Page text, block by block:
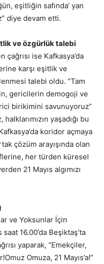
eşitliğin safında’ yan
diye devam etti.
ve özgürlük talebi
ise Kafkasya’da
karşı eşitlik ve
talebi oldu. “Tam
gericilerin demogoji ve
birikimini savunuyoruz”
yaşadığı bu
koridor açmaya
çözüm arayışında olan
her türden küresel
21 Mayıs algımızı
ve Yoksunlar İçin
16.00’da Beşiktaş’ta
yaparak, “Emekçiler,
Omuza, 21 Mayıs’a!”